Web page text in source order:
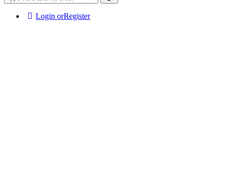
Login orRegister